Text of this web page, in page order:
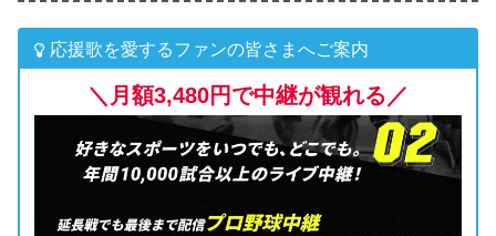
応援歌を愛するファンの皆さまへご案内
＼月額3,480円で中継が観れる／